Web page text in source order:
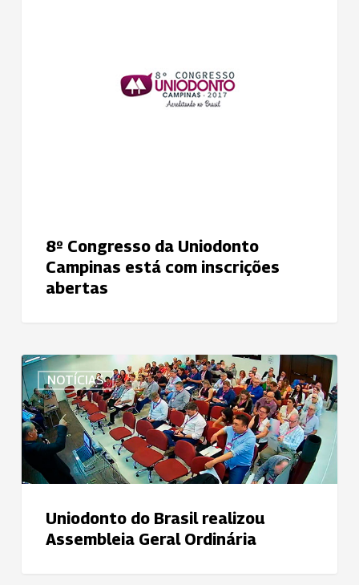
8º Congresso da Uniodonto
Campinas está com inscrições
abertas
NOTÍCIAS
Uniodonto
do
Brasil
realizou
Assembleia
Geral
Ordinária
Uniodonto do Brasil realizou
Assembleia Geral Ordinária